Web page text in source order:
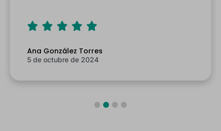
Ana González Torres
5 de octubre de 2024